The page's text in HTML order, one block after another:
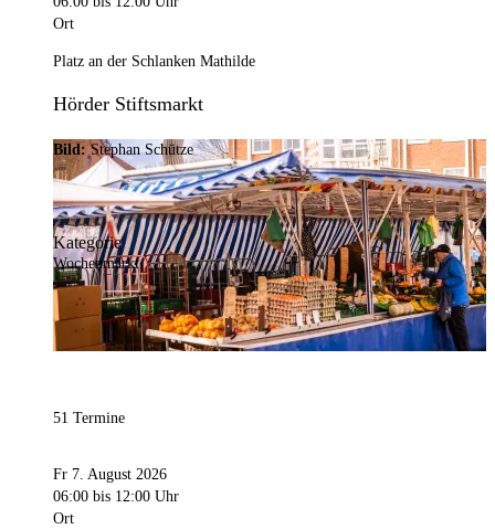
Ort
Platz an der Schlanken Mathilde
Hörder Stiftsmarkt
Bild:Stephan Schütze
Kategorie
Wochenmarkt
51 Termine
Fr 7. August 2026
06:00 bis 12:00 Uhr
Ort